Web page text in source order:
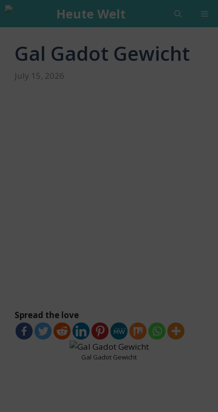
Skip
content
Heute Welt
Gal Gadot Gewicht
July 15, 2026
Spread the love
Gal Gadot Gewicht